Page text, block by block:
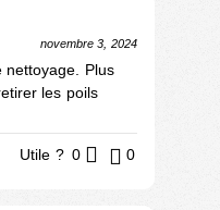
novembre 3, 2024
nettoyage. Plus
les poils
Utile ? 0 0